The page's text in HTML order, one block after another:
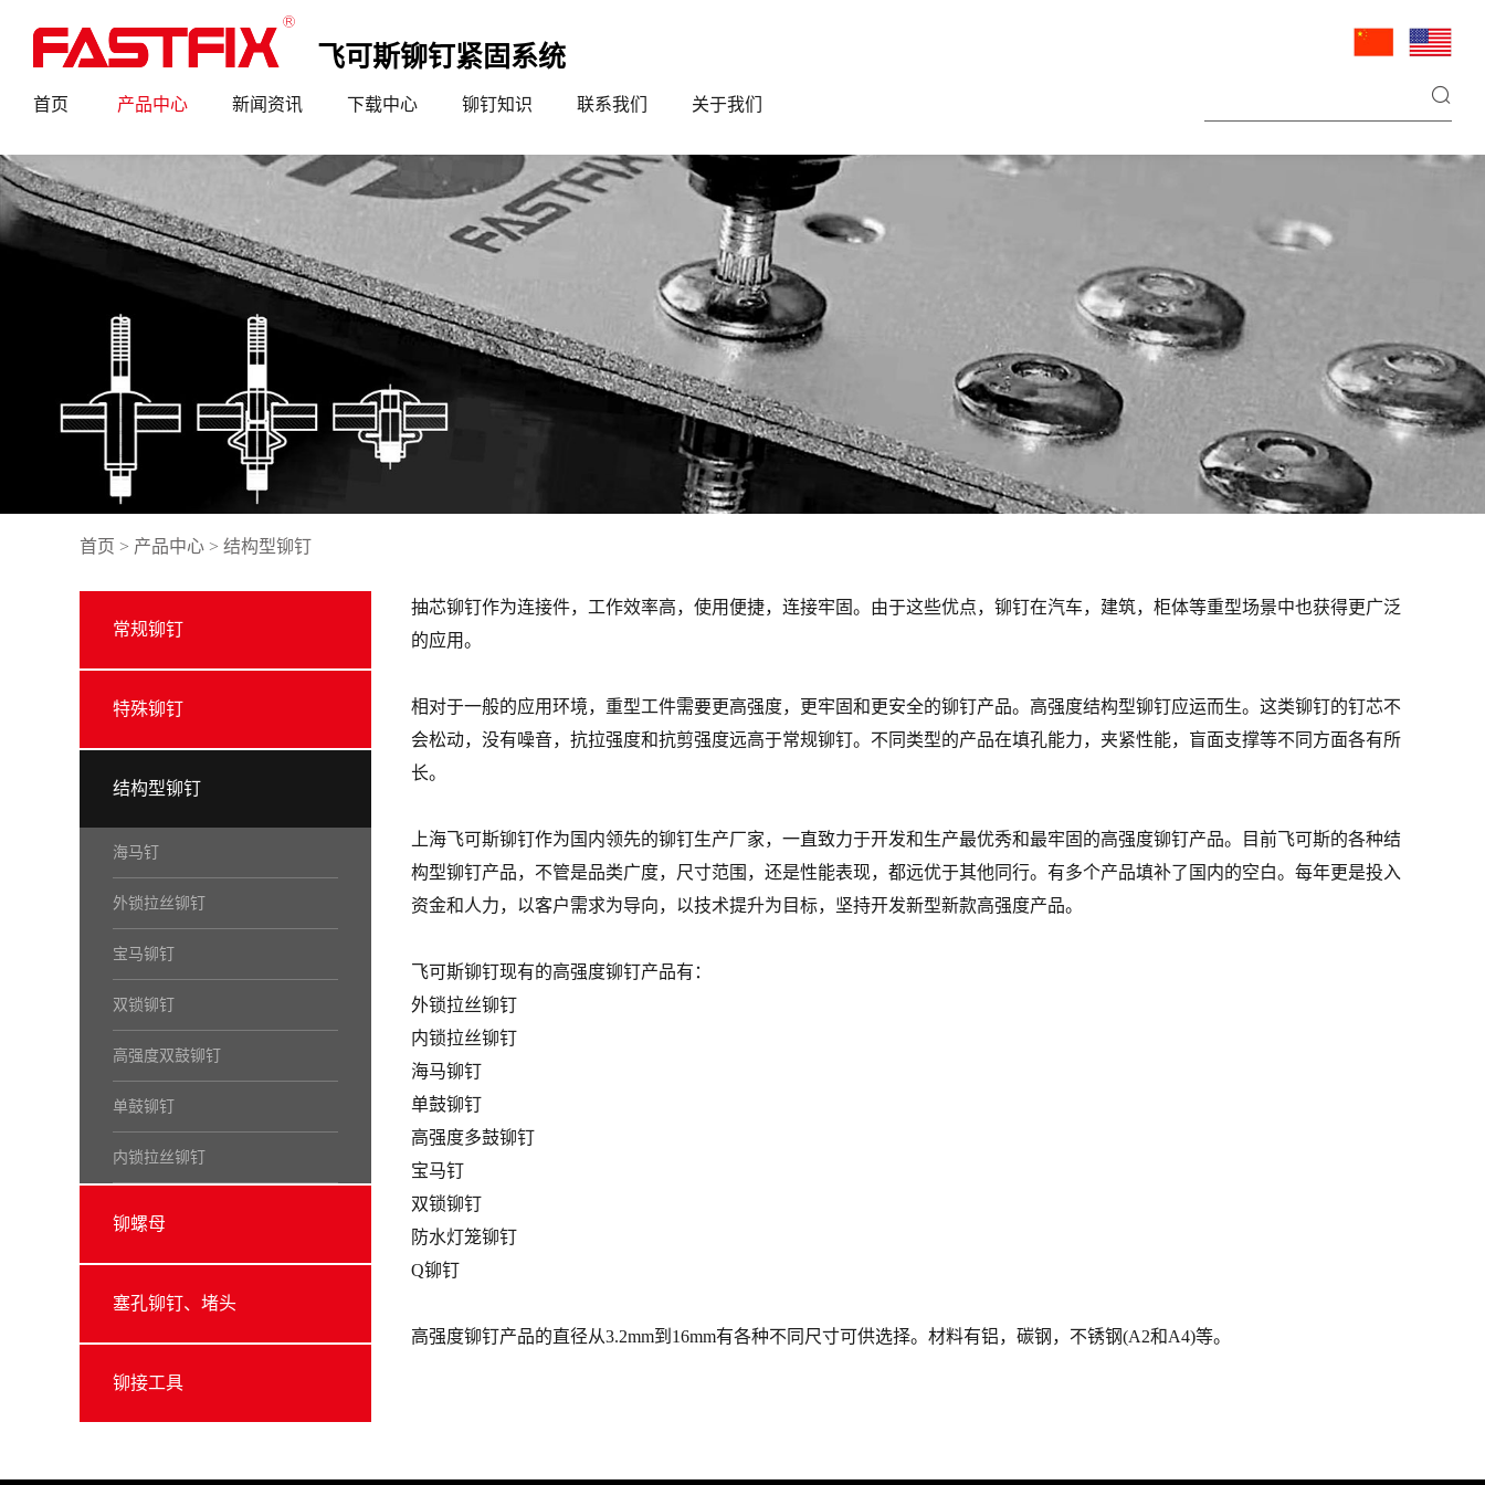
飞可斯铆钉紧固系统
首页 产品中心 新闻资讯 下载中心 铆钉知识 联系我们 关于我们
首页 > 产品中心 > 结构型铆钉
常规铆钉
特殊铆钉
结构型铆钉
海马钉
外锁拉丝铆钉
宝马铆钉
双锁铆钉
高强度双鼓铆钉
单鼓铆钉
内锁拉丝铆钉
铆螺母
塞孔铆钉、堵头
铆接工具
抽芯铆钉作为连接件，工作效率高，使用便捷，连接牢固。由于这些优点，铆钉在汽车，建筑，柜体等重型场景中也获得更广泛
的应用。
相对于一般的应用环境，重型工件需要更高强度，更牢固和更安全的铆钉产品。高强度结构型铆钉应运而生。这类铆钉的钉芯不
会松动，没有噪音，抗拉强度和抗剪强度远高于常规铆钉。不同类型的产品在填孔能力，夹紧性能，盲面支撑等不同方面各有所
长。
上海飞可斯铆钉作为国内领先的铆钉生产厂家，一直致力于开发和生产最优秀和最牢固的高强度铆钉产品。目前飞可斯的各种结
构型铆钉产品，不管是品类广度，尺寸范围，还是性能表现，都远优于其他同行。有多个产品填补了国内的空白。每年更是投入
资金和人力，以客户需求为导向，以技术提升为目标，坚持开发新型新款高强度产品。
飞可斯铆钉现有的高强度铆钉产品有：
外锁拉丝铆钉
内锁拉丝铆钉
海马铆钉
单鼓铆钉
高强度多鼓铆钉
宝马钉
双锁铆钉
防水灯笼铆钉
Q铆钉
高强度铆钉产品的直径从3.2mm到16mm有各种不同尺寸可供选择。材料有铝，碳钢，不锈钢(A2和A4)等。